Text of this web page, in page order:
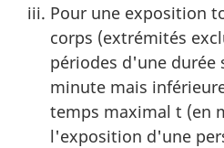
Pour une exposition
corps (extrémités
périodes d'une durée
minute mais
temps maximal t (en
l'exposition d'une